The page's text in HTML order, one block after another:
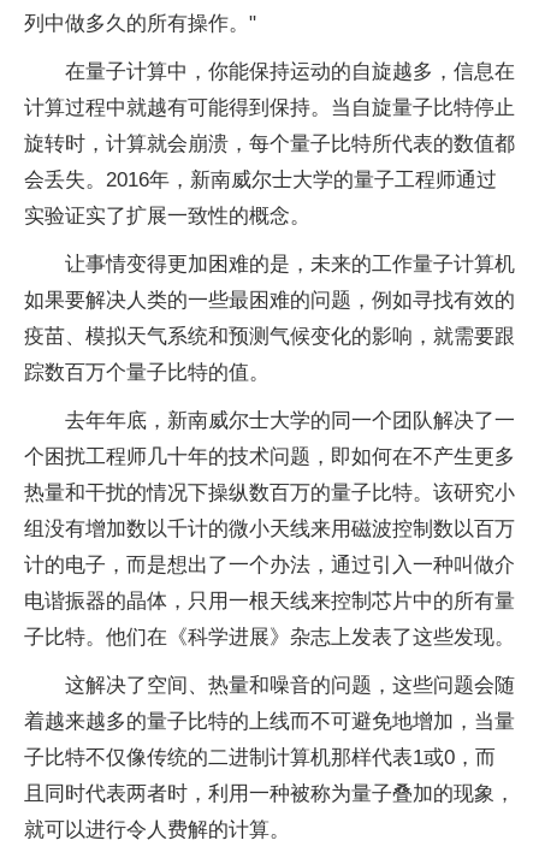
列中做多久的所有操作。"
在量子计算中，你能保持运动的自旋越多，信息在
计算过程中就越有可能得到保持。当自旋量子比特停止
旋转时，计算就会崩溃，每个量子比特所代表的数值都
会丢失。2016年，新南威尔士大学的量子工程师通过
实验证实了扩展一致性的概念。
让事情变得更加困难的是，未来的工作量子计算机
如果要解决人类的一些最困难的问题，例如寻找有效的
疫苗、模拟天气系统和预测气候变化的影响，就需要跟
踪数百万个量子比特的值。
去年年底，新南威尔士大学的同一个团队解决了一
个困扰工程师几十年的技术问题，即如何在不产生更多
热量和干扰的情况下操纵数百万的量子比特。该研究小
组没有增加数以千计的微小天线来用磁波控制数以百万
计的电子，而是想出了一个办法，通过引入一种叫做介
电谐振器的晶体，只用一根天线来控制芯片中的所有量
子比特。他们在《科学进展》杂志上发表了这些发现。
这解决了空间、热量和噪音的问题，这些问题会随
着越来越多的量子比特的上线而不可避免地增加，当量
子比特不仅像传统的二进制计算机那样代表1或0，而
且同时代表两者时，利用一种被称为量子叠加的现象，
就可以进行令人费解的计算。